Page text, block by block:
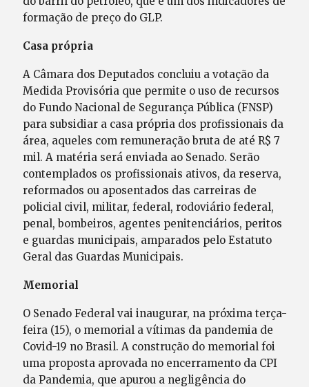
formação de preço do GLP.
Casa própria
A Câmara dos Deputados concluiu a votação da
Medida Provisória que permite o uso de recursos
do Fundo Nacional de Segurança Pública (FNSP)
para subsidiar a casa própria dos profissionais da
área, aqueles com remuneração bruta de até R$ 7
mil. A matéria será enviada ao Senado. Serão
contemplados os profissionais ativos, da reserva,
reformados ou aposentados das carreiras de
policial civil, militar, federal, rodoviário federal,
penal, bombeiros, agentes penitenciários, peritos
e guardas municipais, amparados pelo Estatuto
Geral das Guardas Municipais.
Memorial
O Senado Federal vai inaugurar, na próxima terça-
feira (15), o memorial a vítimas da pandemia de
Covid-19 no Brasil. A construção do memorial foi
uma proposta aprovada no encerramento da CPI
da Pandemia, que apurou a negligência do